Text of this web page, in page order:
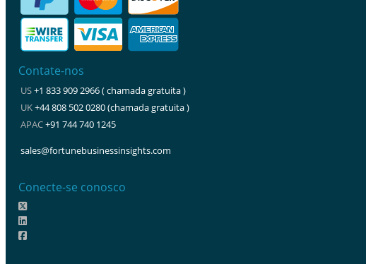
Contate-nos
US+1 833 909 2966 ( chamada gratuita )
UK+44 808 502 0280 (chamada gratuita )
APAC+91 744 740 1245
sales@fortunebusinessinsights.com
Conecte-se conosco